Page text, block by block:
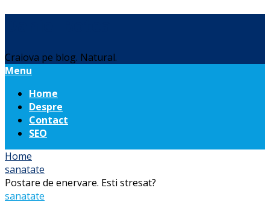
Craiova pe blog. Natural.
Menu
Home
Despre
Contact
SEO
Home
sanatate
Postare de enervare. Esti stresat?
sanatate